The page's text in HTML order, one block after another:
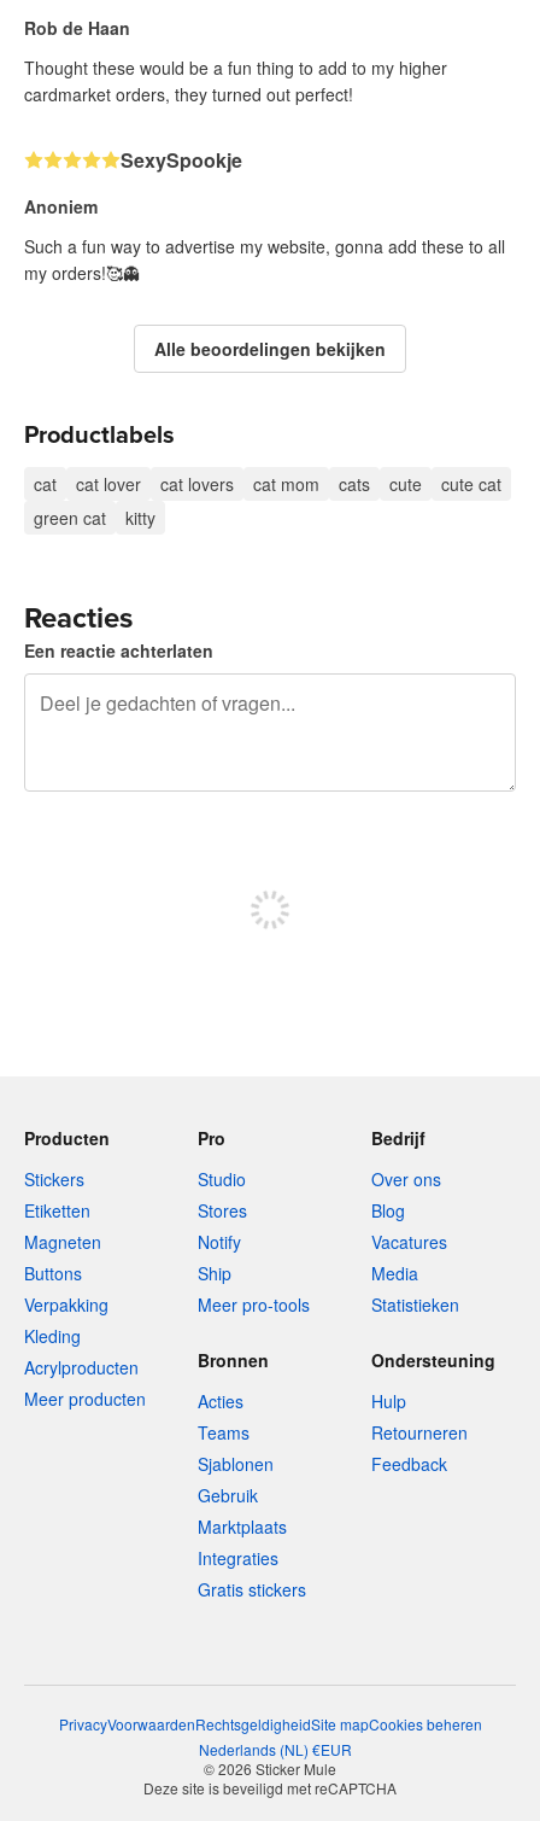
Rob de Haan
Thought these would be a fun thing to add to my higher
cardmarket orders, they turned out perfect!
SexySpookje
Anoniem
Such a fun way to advertise my website, gonna add these to all
my orders!🥰👻
Alle beoordelingen bekijken
Productlabels
cat cat lover cat lovers cat mom cats cute
cute cat
green cat
kitty
Reacties
Een reactie achterlaten
Producten
Stickers
Etiketten
Magneten
Buttons
Verpakking
Kleding
Acrylproducten
Meer producten
Pro
Studio
Stores
Notify
Ship
Meer pro-tools
Bedrijf
Over ons
Blog
Vacatures
Media
Statistieken
Bronnen
Acties
Teams
Sjablonen
Gebruik
Marktplaats
Integraties
Gratis stickers
Ondersteuning
Hulp
Retourneren
Feedback
PrivacyVoorwaardenRechtsgeldigheidSite mapCookies beheren
Nederlands(NL ) €EUR
© 2026 Sticker Mule
Deze site is beveiligd met reCAPTCHA